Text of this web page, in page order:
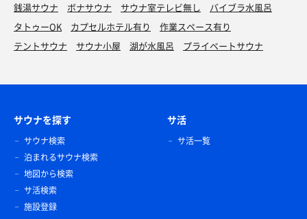
銭湯サウナ
ボナサウナ サウナ室テレビ無し
バイブラ水風呂
タトゥーOK
カプセルホテル有り
作業スペース有り
テントサウナ
サウナ小屋 湖が水風呂 プライベートサウナ
サウナを探す
サウナ検索
泊まれるサウナ検索
地図から検索
サ活検索
施設登録
サ活
サ活一覧